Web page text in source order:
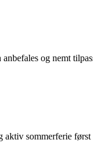
og nemt
sommerferie